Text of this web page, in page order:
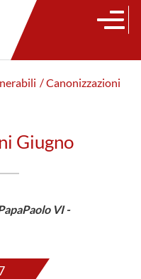
/ Canonizzazioni
Giugno
VI -